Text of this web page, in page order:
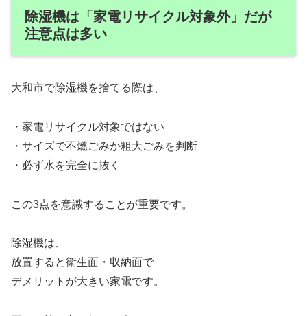
除湿機は「家電リサイクル対象外」だが
注意点は多い
大和市で除湿機を捨てる際は、
・家電リサイクル対象ではない
・サイズで不燃ごみか粗大ごみを判断
・必ず水を完全に抜く
この3点を意識することが重要です。
除湿機は、
放置すると衛生面・収納面で
デメリットが大きい家電です。